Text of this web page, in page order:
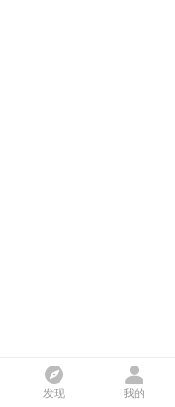
发现 我的